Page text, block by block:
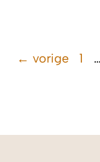
← vorige 1 …